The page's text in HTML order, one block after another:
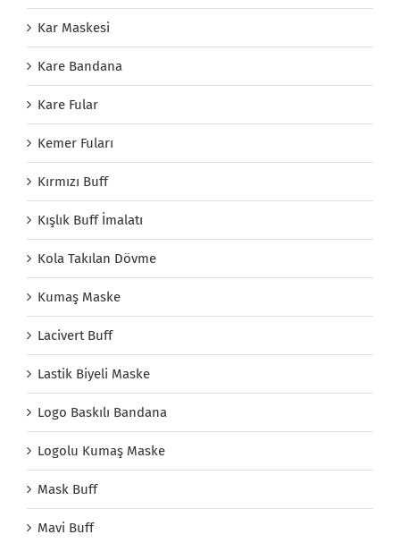
Kar Maskesi
Kare Bandana
Kare Fular
Kemer Fuları
Kırmızı Buff
Kışlık Buff İmalatı
Kola Takılan Dövme
Kumaş Maske
Lacivert Buff
Lastik Biyeli Maske
Logo Baskılı Bandana
Logolu Kumaş Maske
Mask Buff
Mavi Buff